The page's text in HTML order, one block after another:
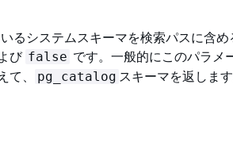
るシステムスキーマを検索パスに含め
び false です。一般的にこのパラメ
、 pg_catalog スキーマを返します